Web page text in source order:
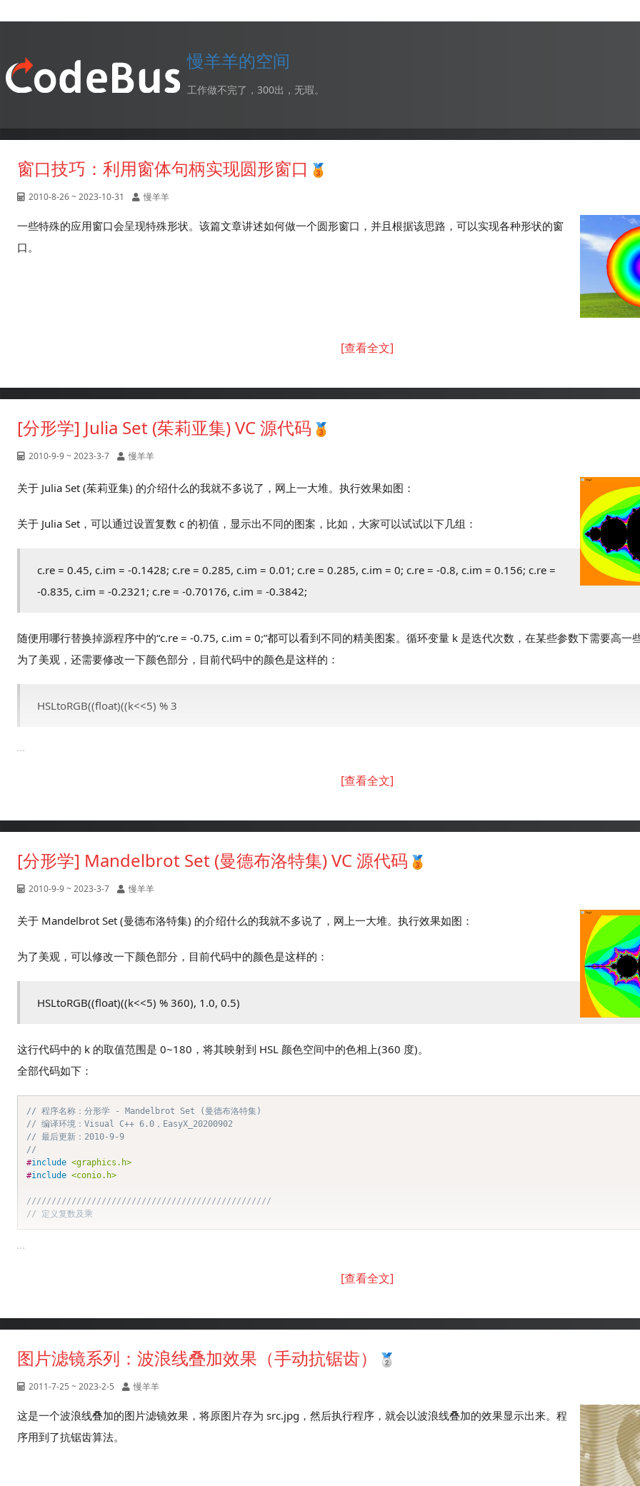
慢羊羊的空间
工作做不完了，300出，无瑕。
窗口技巧：利用窗体句柄实现圆形窗口
2010-8-26 ~ 2023-10-31 慢羊羊
一些特殊的应用窗口会呈现特殊形状。该篇文章讲述如何做一个圆形窗口，并且根据该思路，可以实现各种形状的窗
口。
[查看全文]
[分形学] Julia Set (茱莉亚集) VC 源代码
2010-9-9 ~ 2023-3-7 慢羊羊
关于 Julia Set (茱莉亚集) 的介绍什么的我就不多说了，网上一大堆。执行效果如图：
关于 Julia Set，可以通过设置复数 c 的初值，显示出不同的图案，比如，大家可以试试以下几组：
c.re = 0.45, c.im = -0.1428; c.re = 0.285, c.im = 0.01; c.re = 0.285, c.im = 0; c.re = -0.8, c.im = 0.156; c.re =
-0.835, c.im = -0.2321; c.re = -0.70176, c.im = -0.3842;
随便用哪行替换掉源程序中的“c.re = -0.75, c.im = 0;”都可以看到不同的精美图案。循环变量 k 是迭代次数，在某些参数下需要高一
为了美观，还需要修改一下颜色部分，目前代码中的颜色是这样的：
HSLtoRGB((float)((k<<5) % 3
...
[查看全文]
[分形学] Mandelbrot Set (曼德布洛特集) VC 源代码
2010-9-9 ~ 2023-3-7 慢羊羊
关于 Mandelbrot Set (曼德布洛特集) 的介绍什么的我就不多说了，网上一大堆。执行效果如图：
为了美观，可以修改一下颜色部分，目前代码中的颜色是这样的：
HSLtoRGB((float)((k<<5) % 360), 1.0, 0.5)
这行代码中的 k 的取值范围是 0~180，将其映射到 HSL 颜色空间中的色相上(360 度)。
全部代码如下：
// 程序名称：分形学 - Mandelbrot Set (曼德布洛特集)
// 编译环境：Visual C++ 6.0，EasyX_20200902
// 最后更新：2010-9-9
//
#include <graphics.h>
#include <conio.h>
/////////////////////////////////////////////////
// 定义复数及乘
...
[查看全文]
图片滤镜系列：波浪线叠加效果（手动抗锯齿）
2011-7-25 ~ 2023-2-5 慢羊羊
这是一个波浪线叠加的图片滤镜效果，将原图片存为 src.jpg，然后执行程序，就会以波浪线叠加的效果显示出来。程
序用到了抗锯齿算法。